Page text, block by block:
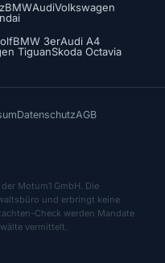
BMWAudiVolkswagen
BMW 3erAudi A4
TiguanSkoda Octavia
DatenschutzAGB
Motum1 GmbH. Die
und erbringt keine
Check werden Mandate
vermittelt.